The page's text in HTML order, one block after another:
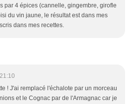
par 4 épices (cannelle, gingembre, girofle
du vin jaune, le résultat est dans mes
dans mes recettes.
! J'ai remplacé l'échalote par un morceau
et le Cognac par de l'Armagnac car je